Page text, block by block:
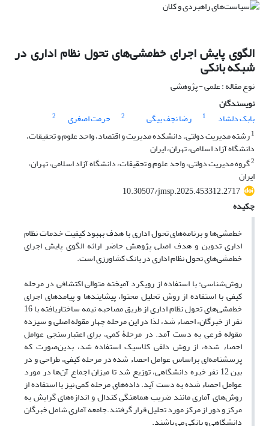
الگوی پایش اجرای خط‌مشی‌های تحول نظام اداری در
شبکه بانکی
نوع مقاله : علمی - پژوهشی
نویسندگان
بابک دلشاد
1 رضا نجف بیگی 2 حرمت اصغری
2
1رشته مدیریت دولتی، دانشکده مدیریت و اقتصاد، واحد علوم و تحقیقات،
دانشگاه آزاد اسلامی، تهران، ایران
2گروه مدیریت دولتی، واحد علوم و تحقیقات، دانشگاه آزاد اسلامی، تهران،
ایران
10.30507/jmsp.2025.453312.2717
چکیده
خط‌مشی‌ها و برنامه‌های تحول اداری با هدف بهبود کیفیت خدمات نظام
اداری تدوین و هدف اصلی پژوهش حاضر ارائه الگوی پایش اجرای
خط‌مشی‌های تحول نظام اداری در بانک کشاورزی است.
روش‌شناسی: با استفاده از رویکرد آمیخته متوالی اکتشافی در مرحله
کیفی با استفاده از روش تحلیل محتوا، پیشایندها و پیامدهای اجرای
خط‌مشی‌های تحول نظام اداری از طریق مصاحبه نیمه ساختاریافته با 16
نفر از خبرگان، احصاء شد، لذا در این مرحله چهار مقوله اصلی و سیزده
مقوله فرعی به دست آمد. در مرحلۀ کمی، برای اعتبارسنجی عوامل
احصاء شده، از روش دلفی کلاسیک استفاده شد، بدین‌صورت که
پرسشنامه‌ای براساس عوامل احصاء شده در مرحله کیفی، طراحی و در
بین 12 نفر خبره دانشگاهی، توزیع شد تا میزان اجماع آن‌ها در مورد
عوامل احصاء شده به دست آید. داده‌های مرحله کمی نیز با استفاده از
روش‌های آماری مانند ضریب هماهنگی کندال و اندازه‌های گرایش به
مرکز و دور از مرکز مورد تحلیل قرار گرفتند.جامعه آماری شامل خبرگان
دانشگاهی و بانکی می باشند.